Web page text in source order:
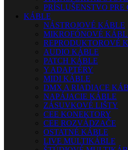
PRÍSLUŠENSTVO
KÁBLE
NÁSTROJOVÉ KÁBLE
MIKROFÓNOVÉ
REPRODUKTOROVÉ
AUDIO KÁBLE
PATCH KÁBLE
Y ADAPTÉRY
MIDI KÁBLE
DMX A RIADIACE
NAPÁJACIE KÁBLE
ZÁSUVKOVÉ LIŠTY
CEE KONEKTORY
CEE ROZVÁDZAČE
OSTATNÉ KÁBLE
LIVE MULTIKÁBLE